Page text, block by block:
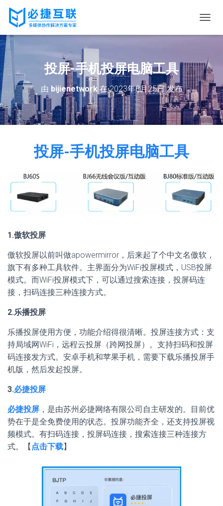
换
投屏-手机投屏电脑工具
由 bijienetwork在2023年8月25日发布
投屏-手机投屏电脑工具
1.傲软投屏
傲软投屏以前叫做apowermirror，后来起了个中文名傲软，
旗下有多种工具软件。主界面分为WiFi投屏模式，USB投屏
模式。而WiFi投屏模式下，可以通过搜索连接，投屏码连
接，扫码连接三种连接方式。
2.乐播投屏
乐播投屏使用方便，功能介绍得很清晰。投屏连接方式：支
持局域网WiFi，远程云投屏（跨网投屏）。支持扫码和投屏
码连接发方式。安卓手机和苹果手机，需要下载乐播投屏手
机版，然后发起投屏。
3.必捷投屏
必捷投屏 ，是由苏州必捷网络有限公司自主研发的。目前优
势在于是全免费使用的状态。投屏功能齐全，还支持投屏视
频模式。有扫码连接，投屏码连接，搜索连接三种连接方
式。【 点击下载】